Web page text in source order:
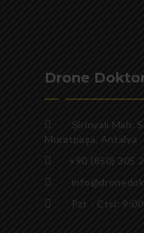
Drone
Şirinyalı Mah.
Muratpaşa, Antalya
+90 (850) 305
Pzt - Ctsi: